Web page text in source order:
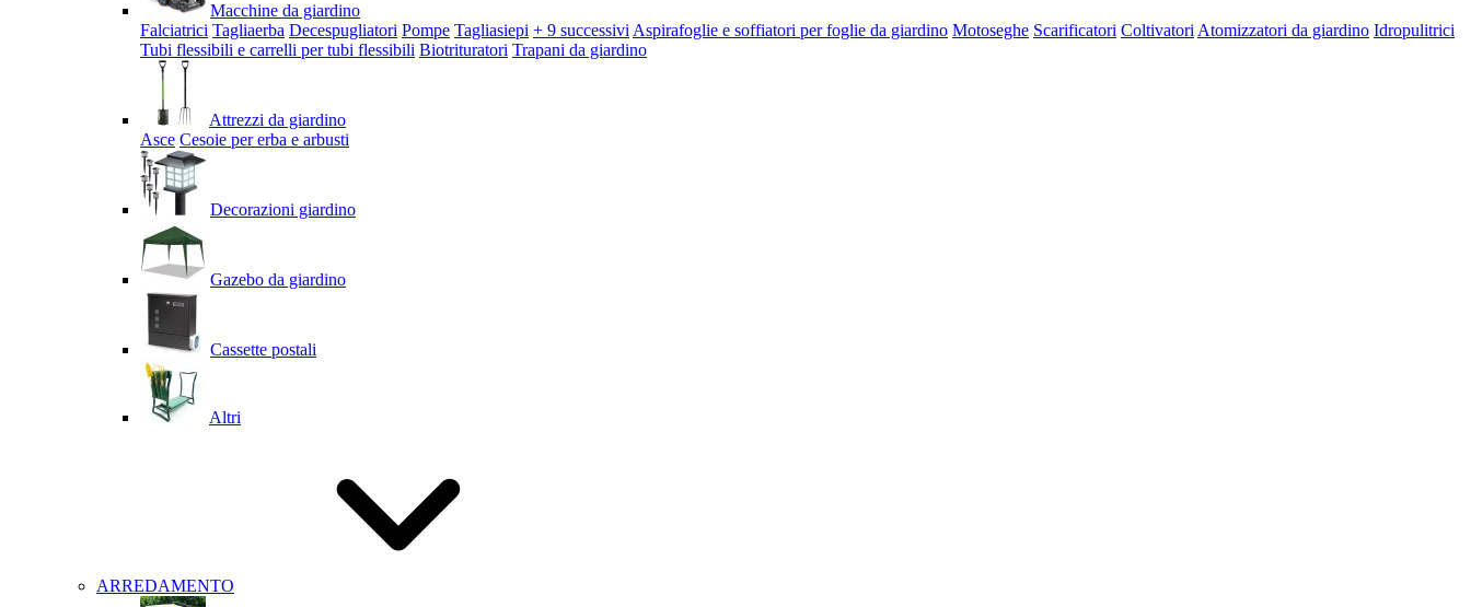
Macchine da giardino
Falciatrici Tagliaerba Decespugliatori Pompe Tagliasiepi + 9 successivi Aspirafoglie e soffiatori per foglie da giardino Motoseghe Scarificatori Coltivatori Atomizzatori da giardino Idropulitrici
Tubi flessibili e carrelli per tubi flessibili Biotrituratori Trapani da giardino
Attrezzi da giardino
Asce Cesoie per erba e arbusti
Decorazioni giardino
Gazebo da giardino
Cassette postali
Altri
ARREDAMENTO